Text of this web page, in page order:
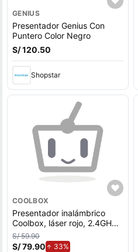
GENIUS
Presentador Genius Con
Puntero Color Negro
S/ 120.50
Shopstar
COOLBOX
Presentador inalámbrico
Coolbox, láser rojo, 2.4GHz,
usa pilas, negro
S/ 59.90
S/ 79.90 33%